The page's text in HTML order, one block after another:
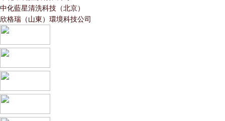
中化藍星清洗科技（北京）
欣格瑞（山東）環境科技公司